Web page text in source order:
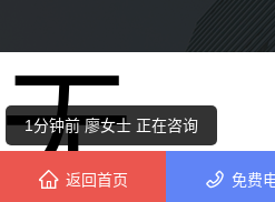
1分钟前 廖女士 正在咨询
4分钟前 田小姐 正在咨询
返回首页 免费
无